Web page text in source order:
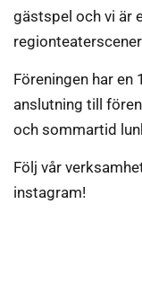
gästspel och vi är
Föreningen har
anslutning till
och sommartid
Följ vår
instagram!